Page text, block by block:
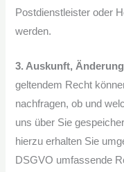
Postdienstleister oder
werden.
3. Auskunft,
geltendem Recht
nachfragen, ob und
uns über Sie
hierzu erhalten Sie
DSGVO umfassende